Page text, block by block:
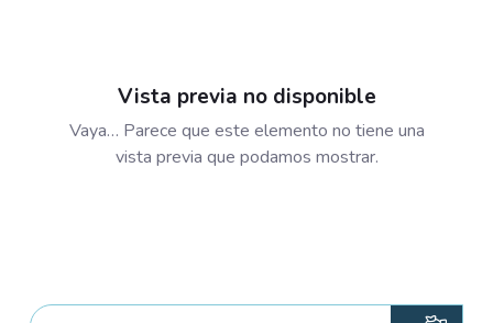
Vista previa no disponible
Vaya… Parece que este elemento no tiene una
vista previa que podamos mostrar.